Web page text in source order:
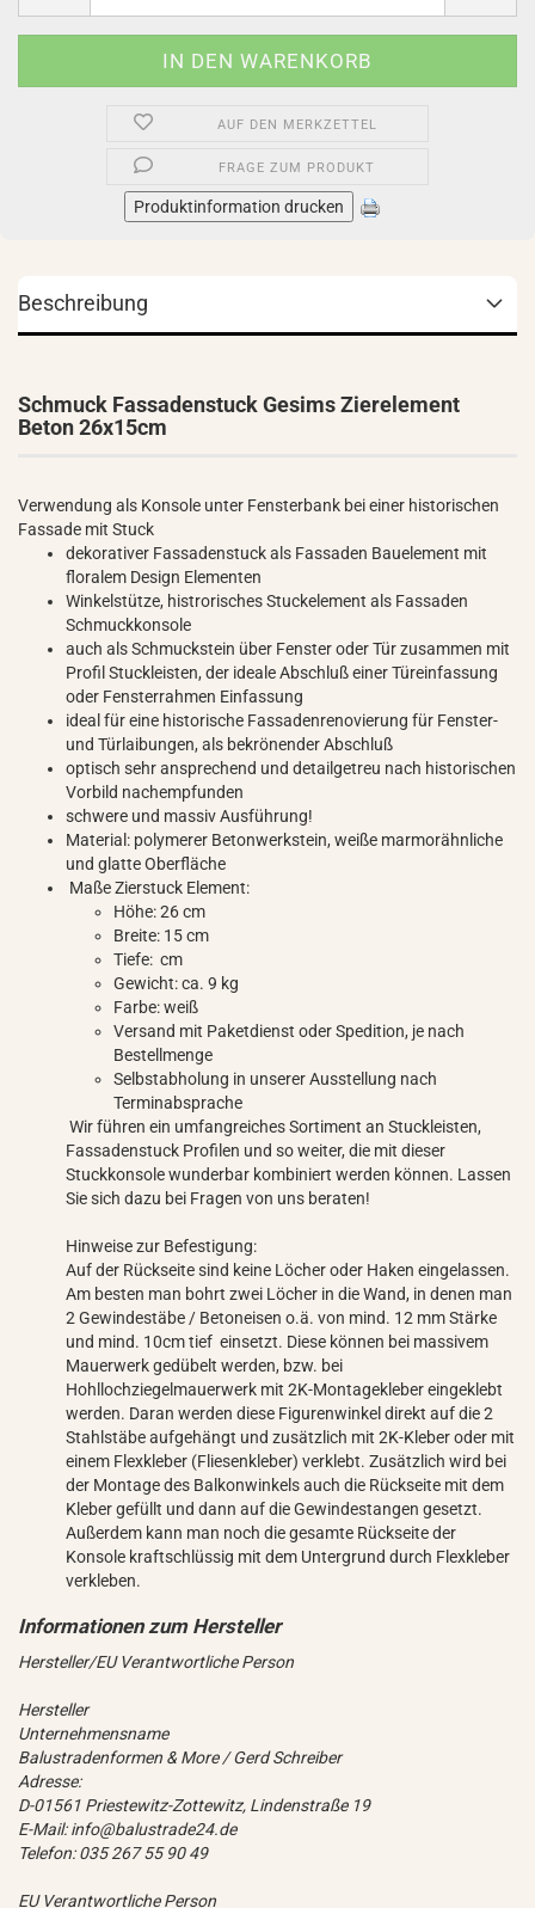
AUF DEN MERKZETTEL
FRAGE ZUM PRODUKT
Produktinformation drucken
Beschreibung
Schmuck Fassadenstuck Gesims Zierelement
Beton 26x15cm
Verwendung als Konsole unter Fensterbank bei einer historischen
Fassade mit Stuck
dekorativer Fassadenstuck als Fassaden Bauelement mit
floralem Design Elementen
Winkelstütze, histrorisches Stuckelement als Fassaden
Schmuckkonsole
auch als Schmuckstein über Fenster oder Tür zusammen mit
Profil Stuckleisten, der ideale Abschluß einer Türeinfassung
oder Fensterrahmen Einfassung
ideal für eine historische Fassadenrenovierung für Fenster-
und Türlaibungen, als bekrönender Abschluß
optisch sehr ansprechend und detailgetreu nach historischen
Vorbild nachempfunden
schwere und massiv Ausführung!
Material: polymerer Betonwerkstein, weiße marmorähnliche
und glatte Oberfläche
Maße Zierstuck Element:
Höhe: 26 cm
Breite: 15 cm
Tiefe: cm
Gewicht: ca. 9 kg
Farbe: weiß
Versand mit Paketdienst oder Spedition, je nach
Bestellmenge
Selbstabholung in unserer Ausstellung nach
Terminabsprache
Wir führen ein umfangreiches Sortiment an Stuckleisten,
Fassadenstuck Profilen und so weiter, die mit dieser
Stuckkonsole wunderbar kombiniert werden können. Lassen
Sie sich dazu bei Fragen von uns beraten!
Hinweise zur Befestigung:
Auf der Rückseite sind keine Löcher oder Haken eingelassen.
Am besten man bohrt zwei Löcher in die Wand, in denen man
2 Gewindestäbe / Betoneisen o.ä. von mind. 12 mm Stärke
und mind. 10cm tief einsetzt. Diese können bei massivem
Mauerwerk gedübelt werden, bzw. bei
Hohllochziegelmauerwerk mit 2K-Montagekleber eingeklebt
werden. Daran werden diese Figurenwinkel direkt auf die 2
Stahlstäbe aufgehängt und zusätzlich mit 2K-Kleber oder mit
einem Flexkleber (Fliesenkleber) verklebt. Zusätzlich wird bei
der Montage des Balkonwinkels auch die Rückseite mit dem
Kleber gefüllt und dann auf die Gewindestangen gesetzt.
Außerdem kann man noch die gesamte Rückseite der
Konsole kraftschlüssig mit dem Untergrund durch Flexkleber
verkleben.
Hersteller/EU Verantwortliche Person
Hersteller
Unternehmensname
Balustradenformen & More / Gerd Schreiber
Adresse:
D-01561 Priestewitz-Zottewitz, Lindenstraße 19
E-Mail: info@balustrade24.de
Telefon: 035 267 55 90 49
EU Verantwortliche Person